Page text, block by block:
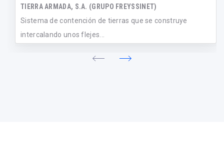
TIERRA ARMADA, S.A. (GRUPO FREYSSINET)
Sistema de contención de tierras que se construye
intercalando unos flejes...